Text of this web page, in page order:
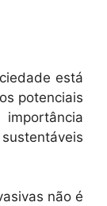
está
potenciais
não é